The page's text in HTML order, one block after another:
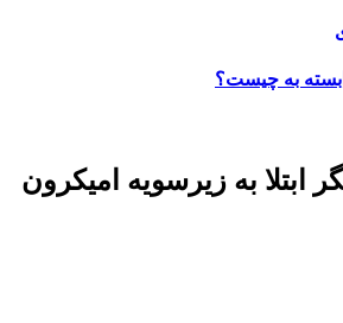
به چیست؟
ابتلا به زیرسویه امیکرون